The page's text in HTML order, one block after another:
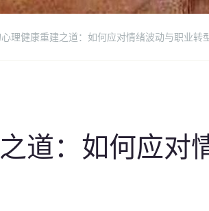
理健康重建之道：如何应对情绪波动与职业转
道：如何应对